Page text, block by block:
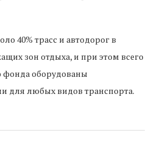
40% трасс и автодорог в
зон отдыха, и при этом всего
фонда оборудованы
для любых видов транспорта.